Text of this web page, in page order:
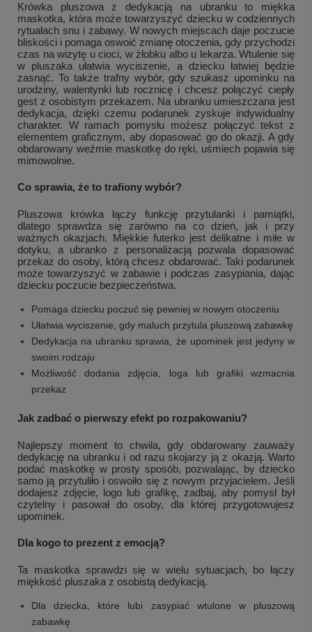
Krówka pluszowa z dedykacją na ubranku to miękka
maskotka, która może towarzyszyć dziecku w codziennych
rytuałach snu i zabawy. W nowych miejscach daje poczucie
bliskości i pomaga oswoić zmianę otoczenia, gdy przychodzi
czas na wizytę u cioci, w żłobku albo u lekarza. Wtulenie się
w pluszaka ułatwia wyciszenie, a dziecku łatwiej będzie
zasnąć. To także trafny wybór, gdy szukasz upominku na
urodziny, walentynki lub rocznicę i chcesz połączyć ciepły
gest z osobistym przekazem. Na ubranku umieszczana jest
dedykacja, dzięki czemu podarunek zyskuje indywidualny
charakter. W ramach pomysłu możesz połączyć tekst z
elementem graficznym, aby dopasować go do okazji. A gdy
obdarowany weźmie maskotkę do ręki, uśmiech pojawia się
mimowolnie.
Co sprawia, że to trafiony wybór?
Pluszowa krówka łączy funkcję przytulanki i pamiątki,
dlatego sprawdza się zarówno na co dzień, jak i przy
ważnych okazjach. Miękkie futerko jest delikatne i miłe w
dotyku, a ubranko z personalizacją pozwala dopasować
przekaz do osoby, którą chcesz obdarować. Taki podarunek
może towarzyszyć w zabawie i podczas zasypiania, dając
dziecku poczucie bezpieczeństwa.
Pomaga dziecku poczuć się pewniej w nowym otoczeniu
Ułatwia wyciszenie, gdy maluch przytula pluszową zabawkę
Dedykacja na ubranku sprawia, że upominek jest jedyny w
swoim rodzaju
Możliwość dodania zdjęcia, loga lub grafiki wzmacnia
przekaz
Jak zadbać o pierwszy efekt po rozpakowaniu?
Najlepszy moment to chwila, gdy obdarowany zauważy
dedykację na ubranku i od razu skojarzy ją z okazją. Warto
podać maskotkę w prosty sposób, pozwalając, by dziecko
samo ją przytuliło i oswoiło się z nowym przyjacielem. Jeśli
dodajesz zdjęcie, logo lub grafikę, zadbaj, aby pomysł był
czytelny i pasował do osoby, dla której przygotowujesz
upominek.
Dla kogo to prezent z emocją?
Ta maskotka sprawdzi się w wielu sytuacjach, bo łączy
miękkość pluszaka z osobistą dedykacją.
Dla dziecka, które lubi zasypiać wtulone w pluszową
zabawkę